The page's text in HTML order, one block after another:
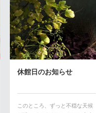
休館日のお知らせ
このところ、ずっと不穏な天候